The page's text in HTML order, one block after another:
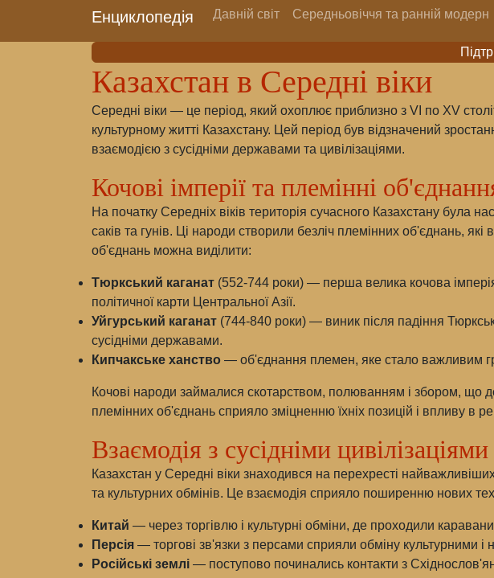
Енциклопедія Давній світ Середньовіччя та ранній модерн
Казахстан в Середні віки
Середні віки — це період, який охоплює приблизно з VI по XV
культурному житті Казахстану. Цей період був відзначений
взаємодією з сусідніми державами та цивілізаціями.
Кочові імперії та племінні
На початку Середніх віків територія сучасного Казахстану
саків та гунів. Ці народи створили безліч племінних об'єднань,
об'єднань можна виділити:
Тюркський каганат (552-744 роки) — перша велика кочова
політичної карти Центральної Азії.
Уйгурський каганат (744-840 роки) — виник після падіння
сусідніми державами.
Кипчакське ханство — об'єднання племен, яке стало важливим
Кочові народи займалися скотарством, полюванням і збором, що
племінних об'єднань сприяло зміцненню їхніх позицій і впливу в
Взаємодія з сусідніми цивілізаціями
Казахстан у Середні віки знаходився на перехресті
та культурних обмінів. Це взаємодія сприяло поширенню нових
Китай — через торгівлю і культурні обміни, де проходили
Персія — торгові зв'язки з персами сприяли обміну культурними
Російські землі — поступово починались контакти з